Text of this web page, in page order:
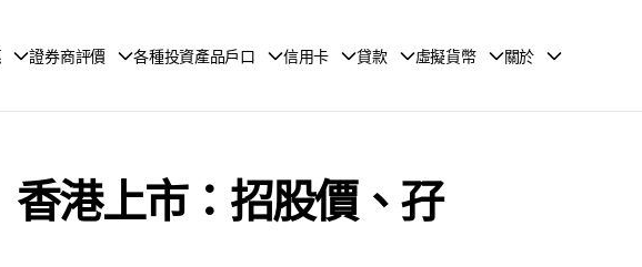
證券商評價 各種投資產品戶口 信用卡 貸款 虛擬貨幣 關於
香港上市：招股價、孖